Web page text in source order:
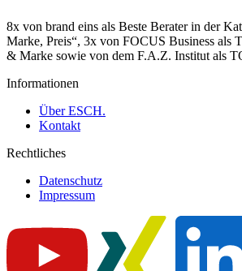
8x von brand eins als Beste Berater in der
Marke, Preis“, 3x von FOCUS Business als
& Marke sowie von dem F.A.Z. Institut als
Informationen
Über ESCH.
Kontakt
Rechtliches
Datenschutz
Impressum